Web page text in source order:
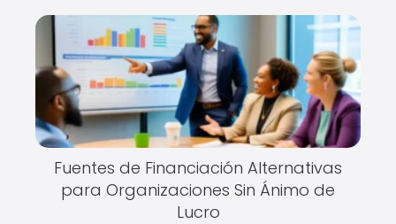
Fuentes de Financiación Alternativas
para Organizaciones Sin Ánimo de
Lucro